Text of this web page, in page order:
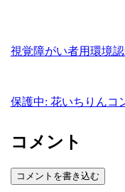
視覚障がい者用環境
保護中: 花いちりんコ
コメント
コメントを書き込む